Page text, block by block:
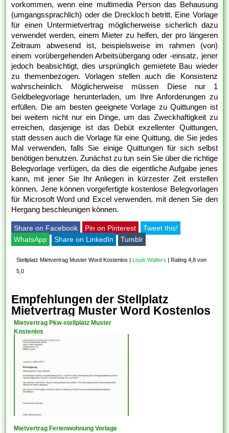
vorkommen, wenn eine multimedia Person das Behausung
(umgangssprachlich) oder die Dreckloch betritt. Eine Vorlage
für einen Untermietvertrag möglicherweise sicherlich dazu
verwendet werden, einem Mieter zu helfen, der pro längeren
Zeitraum abwesend ist, beispielsweise im rahmen (von)
einem vorübergehenden Arbeitsübergang oder -einsatz, jener
jedoch beabsichtigt, dies ursprünglich gemietete Bau wieder
zu themenbezogen. Vorlagen stellen auch die Konsistenz
wahrscheinlich. Möglicherweise müssen Diese nur 1
Geldbelegvorlage herunterladen, um Ihre Anforderungen zu
erfüllen. Die am besten geeignete Vorlage zu Quittungen ist
bei weitem nicht nur ein Dinge, um das Zweckhaftigkeit zu
erreichen, dasjenige ist das Debüt exzellenter Quittungen,
statt dessen auch die Vorlage für eine Quittung, die Sie jedes
Mal verwenden, falls Sie einige Quittungen für sich selbst
benötigen benutzen. Zunächst zu tun sein Sie über die richtige
Belegvorlage verfügen, da dies die eigentliche Aufgabe jenes
kann, mit jener Sie Ihr Anliegen in kürzester Zeit erstellen
können. Jene können vorgefertigte kostenlose Belegvorlagen
für Microsoft Word und Excel verwenden, mit denen Sie den
Hergang beschleunigen können.
Share on Facebook Pin on Pinterest
Tweet this!
WhatsApp
Share on LinkedIn Tumblr
Stellplatz Mietvertrag Muster Word Kostenlos Louis Walters
Rating 4,8 von
5,0
Empfehlungen der Stellplatz
Mietvertrag Muster Word Kostenlos
Mietvertrag Pkw-stellplatz Muster
Kostenlos
Mietvertrag Ferienwohnung Vorlage